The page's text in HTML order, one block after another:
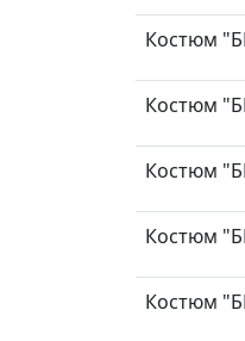
Костюм
Костюм
Костюм
Костюм
Костюм